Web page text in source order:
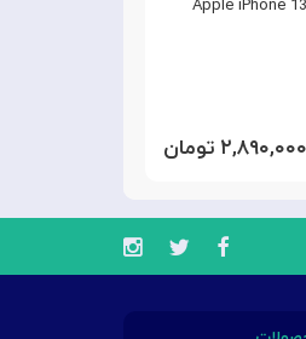
۲,۸۹۰,۰۰۰ تومان